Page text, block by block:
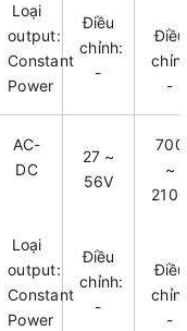
Loại
output:
Constant
Power
Điều
chỉnh:
-
Điều
-
AC-
DC
Loại
output:
Constant
Power
27 ~
56V
Điều
chỉnh:
-
700
~
Điều
-